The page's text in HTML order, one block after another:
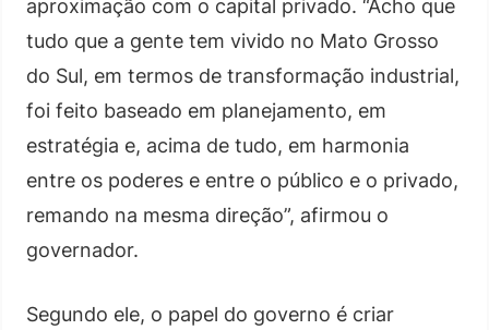
aproximação com o capital privado. “Acho que
tudo que a gente tem vivido no Mato Grosso
do Sul, em termos de transformação industrial,
foi feito baseado em planejamento, em
estratégia e, acima de tudo, em harmonia
entre os poderes e entre o público e o privado,
remando na mesma direção”, afirmou o
governador.
Segundo ele, o papel do governo é criar